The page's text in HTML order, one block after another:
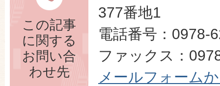
この記事
に関する
お問い合
わせ先
377番地1
電話番号：0978-
ファックス：
メールフォーム